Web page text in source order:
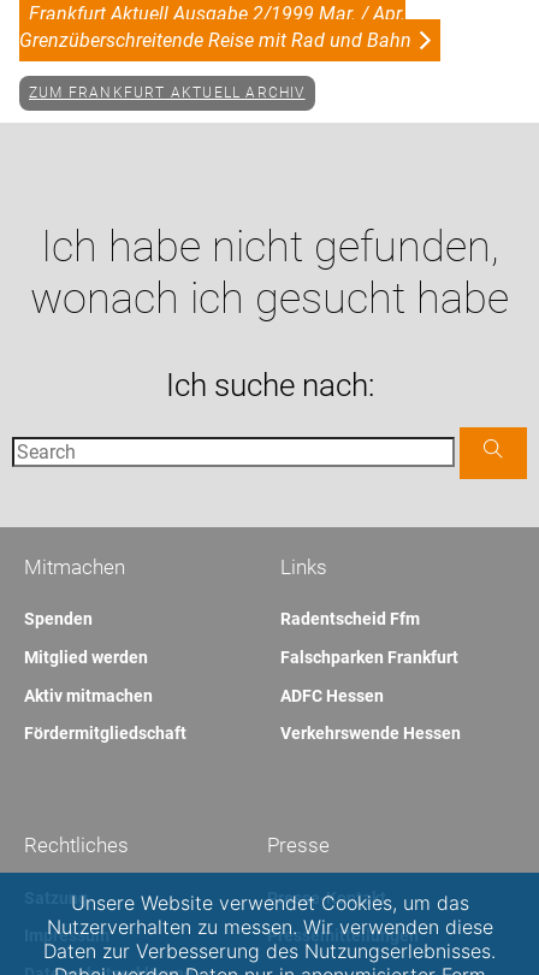
Frankfurt Aktuell Ausgabe 2/1999 Mar. / Apr.
Grenzüberschreitende Reise mit Rad und Bahn
ZUM FRANKFURT AKTUELL ARCHIV
Ich habe nicht gefunden,
wonach ich gesucht habe
Ich suche nach:
Links
Radentscheid Ffm
Falschparken Frankfurt
ADFC Hessen
Verkehrswende Hessen
Mitmachen
Spenden
Mitglied werden
Aktiv mitmachen
Fördermitgliedschaft
Presse
Presse-Kontakt
Pressemitteilungen
Rechtliches
Satzung
Impressum
Unsere Website verwendet Cookies, um das
Nutzerverhalten zu messen. Wir verwenden diese
Daten zur Verbesserung des Nutzungserlebnisses.